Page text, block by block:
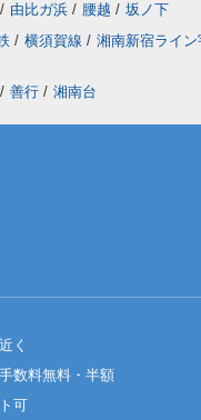
/ 由比ガ浜 / 腰越 / 坂ノ下
/ 横須賀線 / 湘南新宿ライン
/ 善行 / 湘南台
く
数料無料・半額
可